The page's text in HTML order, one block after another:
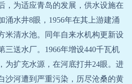
为适应青岛的发展，供水设施在
涌水井8眼，1956年在其上游建涌
米清水池。同年自来水机构更新设
三送水厂。1966年增设440千瓦机
为扩充水源，在河底打井24眼。进
沙河遭到严重污染，历尽沧桑的黄